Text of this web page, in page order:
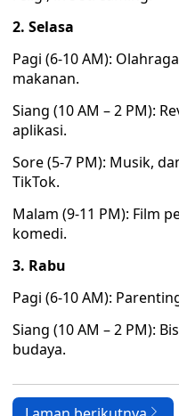
2. Selasa
Pagi (6-10 AM):
makanan.
Siang (10 AM – 2 PM):
aplikasi.
Sore (5-7 PM): Musik,
TikTok.
Malam (9-11 PM): Film
komedi.
3. Rabu
Pagi (6-10 AM):
Siang (10 AM – 2 PM):
budaya.